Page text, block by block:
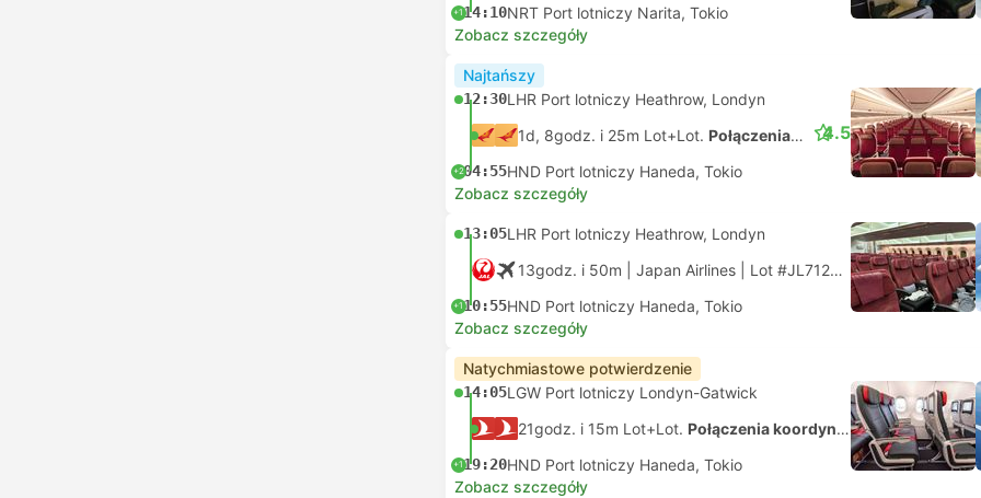
+114:10NRT Port lotniczy Narita, Tokio
Zobacz szczegóły
Najtańszy
12:30LHR Port lotniczy Heathrow, Londyn
1d, 8godz. i 25m Lot+Lot. Połączenia koordynowane na własną rękę
+204:55HND Port lotniczy Haneda, Tokio
4.5
Zobacz szczegóły
13:05LHR Port lotniczy Heathrow, Londyn
13godz. i 50m | Japan Airlines Lot #JL7120 |Economy
+110:55HND Port lotniczy Haneda, Tokio
Zobacz szczegóły
Natychmiastowe potwierdzenie
14:05LGW Port lotniczy Londyn-Gatwick
21godz. i 15m Lot+Lot. Połączenia koordynowane na własną rękę
+119:20HND Port lotniczy Haneda, Tokio
Zobacz szczegóły